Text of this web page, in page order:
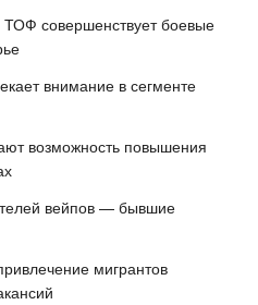
совершенствует боевые
внимание в сегменте
возможность повышения
вейпов — бывшие
мигрантов